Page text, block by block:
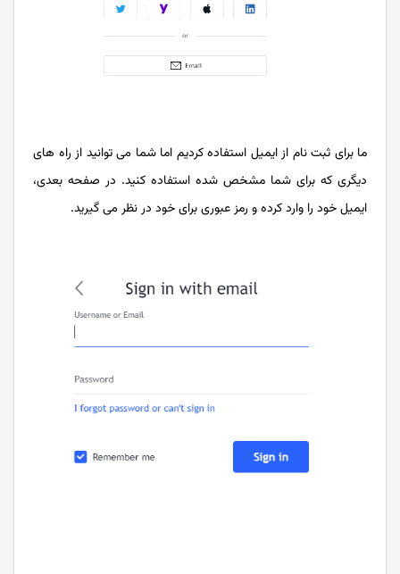
ما برای ثبت نام از ایمیل استفاده کردیم اما شما می توانید از راه های
دیگری که برای شما مشخص شده استفاده کنید. در صفحه بعدی،
ایمیل خود را وارد کرده و رمز عبوری برای خود در نظر می گیرید.